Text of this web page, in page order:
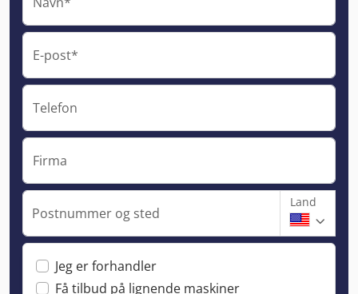
E-post*
Telefon
Firma
Postnummer og sted
Land
Jeg er forhandler
Få tilbud på lignende maskiner